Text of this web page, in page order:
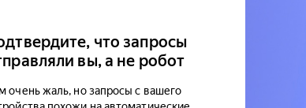
что запросы
вы, а не робот
очень жаль, но запросы с вашего